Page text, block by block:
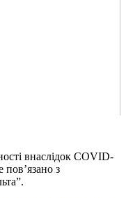
внаслідок COVID-
пов’язано з